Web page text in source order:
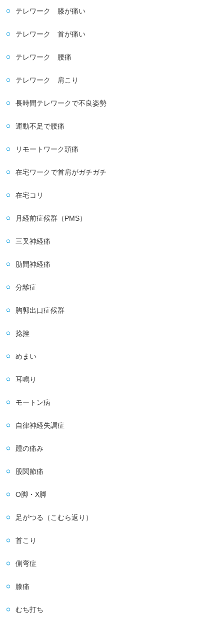
テレワーク 膝が痛い
テレワーク 首が痛い
テレワーク 腰痛
テレワーク 肩こり
長時間テレワークで不良姿勢
運動不足で腰痛
リモートワーク頭痛
在宅ワークで首肩がガチガチ
在宅コリ
月経前症候群（PMS）
三叉神経痛
肋間神経痛
分離症
胸郭出口症候群
捻挫
めまい
耳鳴り
モートン病
自律神経失調症
踵の痛み
股関節痛
O脚・X脚
足がつる（こむら返り）
首こり
側弯症
膝痛
むち打ち